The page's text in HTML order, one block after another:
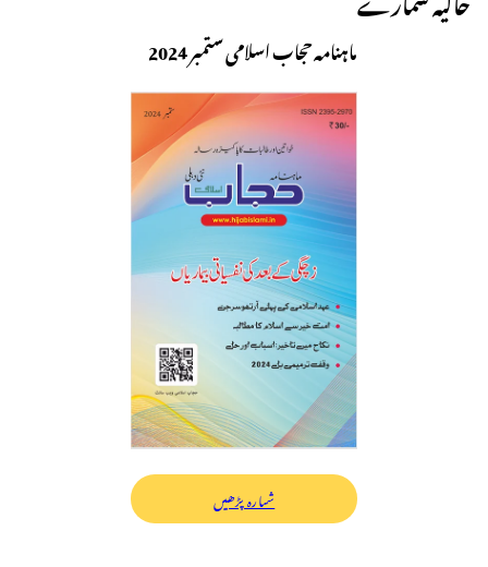
ماہنامہ حجاب اسلامی ستمبر 2024
شمارہ پڑھیں